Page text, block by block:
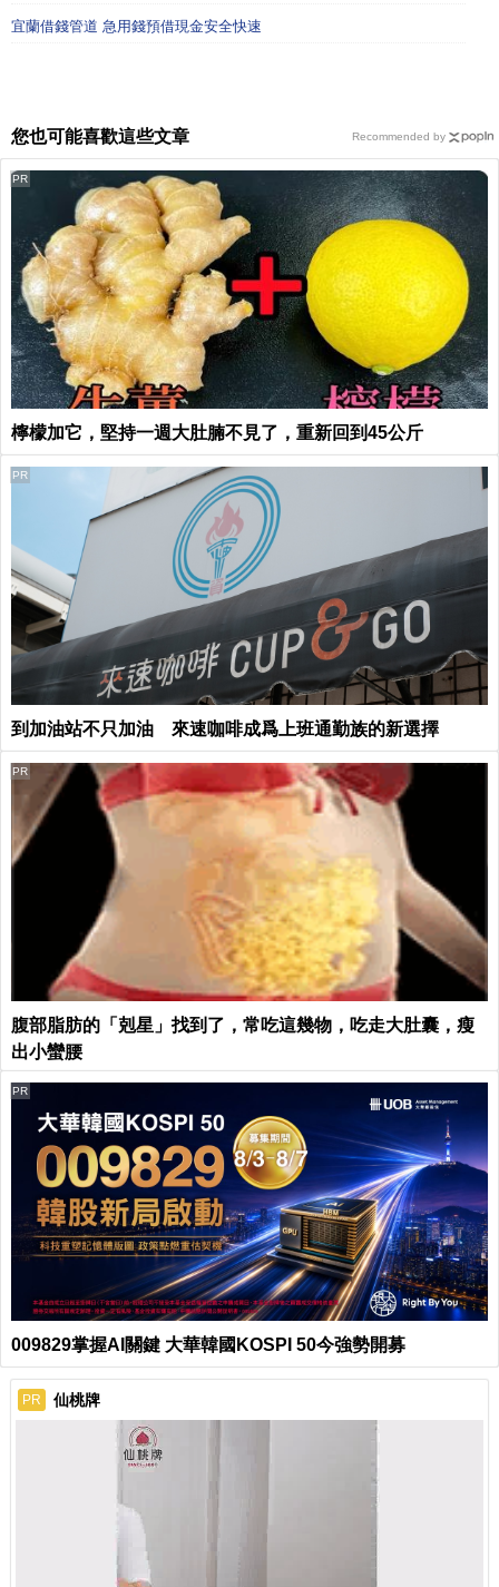
宜蘭借錢管道 急用錢預借現金安全快速
您也可能喜歡這些文章
檸檬加它，堅持一週大肚腩不見了，重新回到45公斤
PR
到加油站不只加油 來速咖啡成爲上班通勤族的新選擇
PR
腹部脂肪的「剋星」找到了，常吃這幾物，吃走大肚囊，瘦
出小蠻腰
PR
009829掌握AI關鍵 大華韓國KOSPI 50今強勢開募
PR
PR 仙桃牌
Recommended by